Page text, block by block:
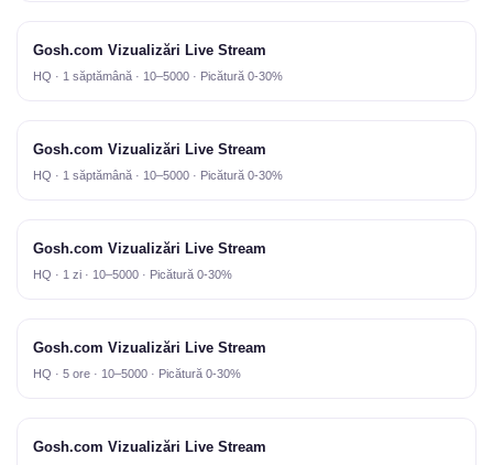
Gosh.com Vizualizări Live Stream
HQ · 1 săptămână · 10–5000 · Picătură 0-30%
Gosh.com Vizualizări Live Stream
HQ · 1 săptămână · 10–5000 · Picătură 0-30%
Gosh.com Vizualizări Live Stream
HQ · 1 zi · 10–5000 · Picătură 0-30%
Gosh.com Vizualizări Live Stream
HQ · 5 ore · 10–5000 · Picătură 0-30%
Gosh.com Vizualizări Live Stream